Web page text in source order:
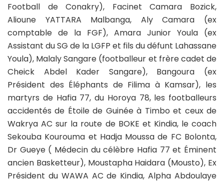
Football de Conakry), Facinet Camara Bozick,
Alioune YATTARA Malbanga, Aly Camara (ex
comptable de la FGF), Amara Junior Youla (ex
Assistant du SG de la LGFP et fils du défunt Lahassane
Youla), Malaly Sangare (footballeur et frère cadet de
Cheick Abdel Kader Sangare), Bangoura (ex
Président des Éléphants de Filima à Kamsar), les
martyrs de Hafia 77, du Horoya 78, les footballeurs
accidentés de Étoile de Guinée à Timbo et ceux de
Wakrya AC sur la route de BOKE et Kindia, le coach
Sekouba Kourouma et Hadja Moussa de FC Bolonta,
Dr Gueye ( Médecin du célèbre Hafia 77 et Éminent
ancien Basketteur), Moustapha Haidara (Mousto), Ex
Président du WAWA AC de Kindia, Alpha Abdoulaye